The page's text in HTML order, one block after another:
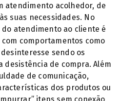
atendimento acolhedor, de
suas necessidades. No
atendimento ao cliente é
comportamentos como
sendo os
desistência de compra. Além
de comunicação,
dos produtos ou